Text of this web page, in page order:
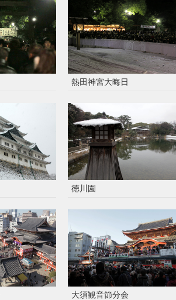
熱田神宮大晦日
徳川園
大須観音節分会